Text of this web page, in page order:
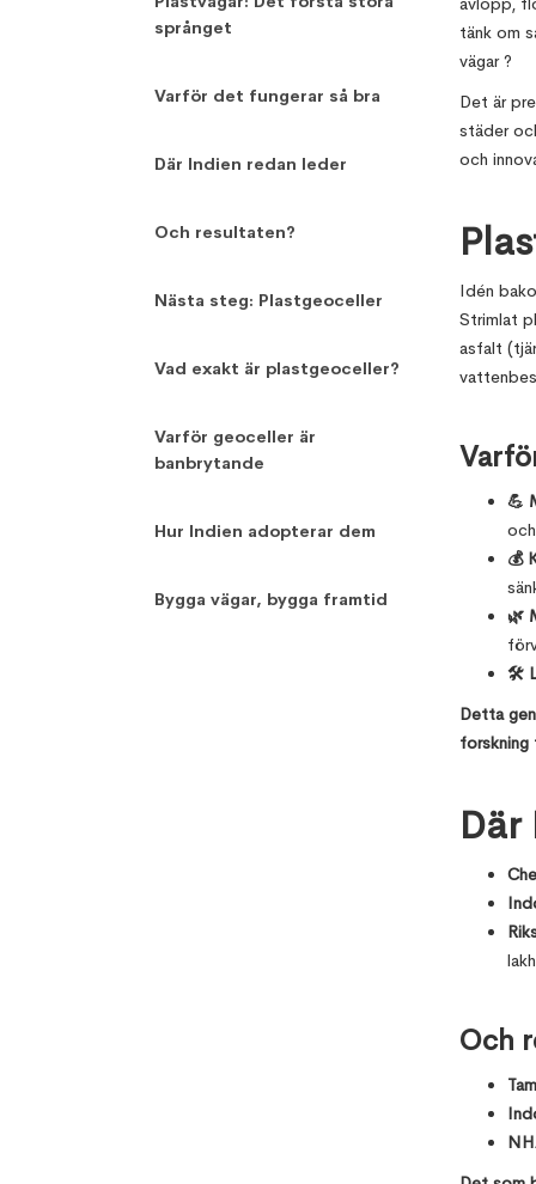
språnget
Varför det fungerar så bra
Där Indien redan leder
Och resultaten?
Nästa steg: Plastgeoceller
Vad exakt är plastgeoceller?
Varför geoceller är
banbrytande
Hur Indien adopterar dem
Bygga vägar, bygga framtid
tänk om
vägar ?
Det är
städer
och
Idén
Strimlat
asfalt
💪
💰
🌿
🛠
Detta
Där
Och